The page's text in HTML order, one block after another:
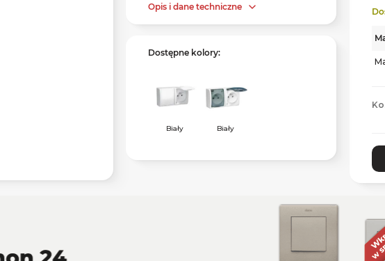
Opis i dane techniczne
Dostępne kolory:
Biały Biały